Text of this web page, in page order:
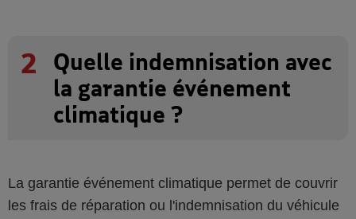
2
Quelle indemnisation avec
la garantie événement
climatique ?
La garantie événement climatique permet de couvrir
les frais de réparation ou l'indemnisation du véhicule